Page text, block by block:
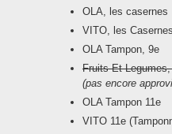
OLA, les casernes
VITO, les Casernes
OLA Tampon, 9e
Fruits Et
(pas encore
OLA Tampon 11e
VITO 11e